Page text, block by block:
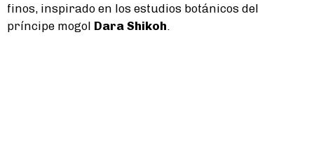
finos, inspirado en los estudios botánicos del
príncipe mogol Dara Shikoh.